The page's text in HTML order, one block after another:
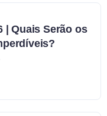
| Quais Serão os